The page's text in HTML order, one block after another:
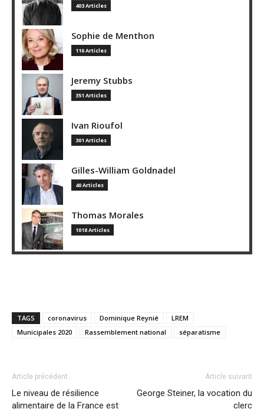
403 Articles
Sophie de Menthon
116 Articles
Jeremy Stubbs
351 Articles
Ivan Rioufol
301 Articles
Gilles-William Goldnadel
40 Articles
Thomas Morales
1018 Articles
TAGS coronavirus Dominique Reynié
LREM
Municipales 2020
Rassemblement national séparatisme
Article précédent
Le niveau de résilience
alimentaire de la France est
Article suivant
George Steiner, la vocation du
clerc